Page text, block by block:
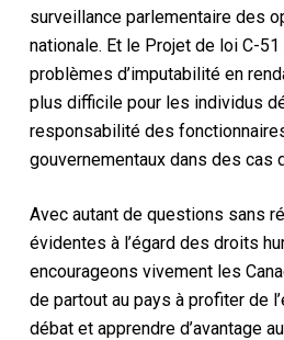
surveillance parlementaire des
nationale. Et le Projet de loi C-51
problèmes d’imputabilité en
plus difficile pour les individus
responsabilité des
gouvernementaux dans des cas
Avec autant de questions sans
évidentes à l’égard des droits
encourageons vivement les
de partout au pays à profiter de
débat et apprendre d’avantage